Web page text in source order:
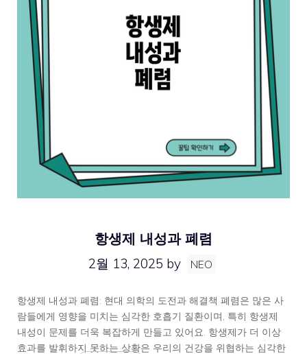
항생제 내성과 폐렴
2월 13, 2025 by NEO
항생제 내성과 폐렴: 현대 의학의 도전과 해결책 폐렴은 많은 사
람들에게 영향을 미치는 심각한 호흡기 질환이며, 특히 항생제
내성이 문제를 더욱 복잡하게 만들고 있어요. 항생제가 더 이상
효과를 발휘하지 못하는 상황은 우리의 건강을 위협하는 심각한